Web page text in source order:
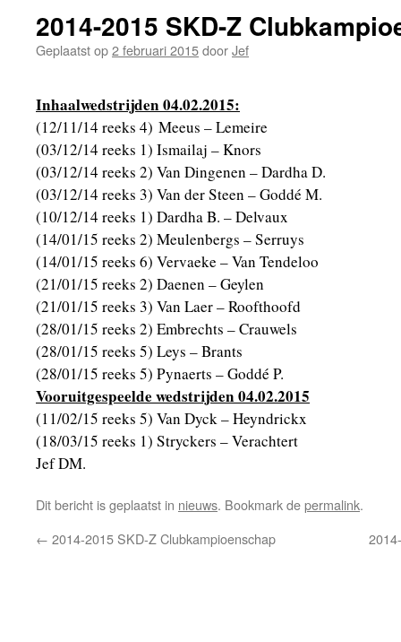
2014-2015 SKD-Z
Geplaatst op2 februari 2015doorJef
Inhaalwedstrijden 04.02.2015:
(12/11/14 reeks 4) Meeus – Lemeire
(03/12/14 reeks 1) Ismailaj – Knors
(03/12/14 reeks 2) Van Dingenen – Dardha D.
(03/12/14 reeks 3) Van der Steen – Goddé M.
(10/12/14 reeks 1) Dardha B. – Delvaux
(14/01/15 reeks 2) Meulenbergs – Serruys
(14/01/15 reeks 6) Vervaeke – Van Tendeloo
(21/01/15 reeks 2) Daenen – Geylen
(21/01/15 reeks 3) Van Laer – Roofthoofd
(28/01/15 reeks 2) Embrechts – Crauwels
(28/01/15 reeks 5) Leys – Brants
(28/01/15 reeks 5) Pynaerts – Goddé P.
Vooruitgespeelde wedstrijden 04.02.2015
(11/02/15 reeks 5) Van Dyck – Heyndrickx
(18/03/15 reeks 1) Stryckers – Verachtert
Jef DM.
Dit bericht is geplaatst in nieuws. Bookmark depermalink.
← 2014-2015 SKD-Z Clubkampioenschap